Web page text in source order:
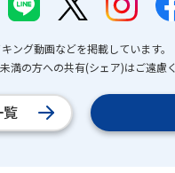
ング動画などを掲載しています。
の方への共有(シェア)はご遠慮く